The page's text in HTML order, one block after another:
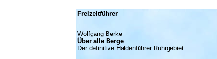
Freizeitführer
Wolfgang Berke
Über alle Berge
Der definitive Haldenführer Ruhrgebiet